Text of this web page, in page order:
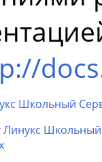
Школьный
Линукс